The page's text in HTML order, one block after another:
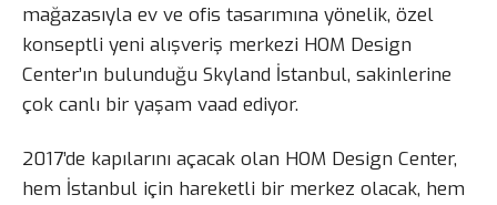
mağazasıyla ev ve ofis tasarımına yönelik, özel
konseptli yeni alışveriş merkezi HOM Design
Center’ın bulunduğu Skyland İstanbul, sakinlerine
çok canlı bir yaşam vaad ediyor.
2017’de kapılarını açacak olan HOM Design Center,
hem İstanbul için hareketli bir merkez olacak, hem